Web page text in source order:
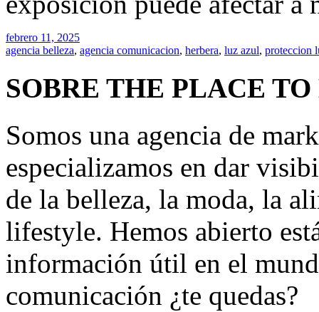
febrero 11, 2025
agencia belleza, agencia comunicacion, herbera, luz azul, proteccion
SOBRE THE PLACE TO
Somos una agencia de
especializamos en dar
de la belleza, la moda, la
lifestyle. Hemos abierto
información útil en el
comunicación ¿te quedas?